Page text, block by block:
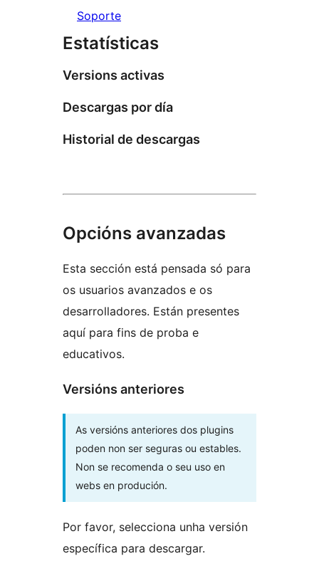
Soporte
Estatísticas
Versions activas
Descargas por día
Historial de descargas
Opcións avanzadas
Esta sección está pensada só para
os usuarios avanzados e os
desarrolladores. Están presentes
aquí para fins de proba e
educativos.
Versións anteriores
As versións anteriores dos plugins
poden non ser seguras ou estables.
Non se recomenda o seu uso en
webs en produción.
Por favor, selecciona unha versión
específica para descargar.